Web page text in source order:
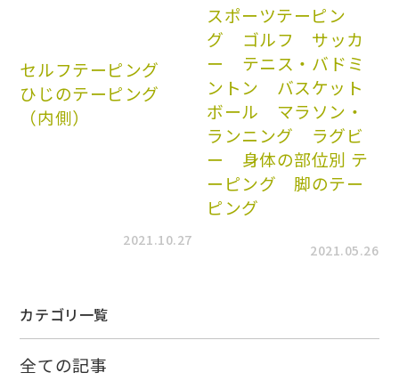
2021.10.27
セルフテーピング
ひじのテーピング
（内側）
2021.05.26
スポーツテーピン
グ
ゴルフ
サッカ
ー
テニス・バドミ
ントン
バスケット
ボール
マラソン・
ランニング
ラグビ
ー
身体の部位別 テ
ーピング
脚のテー
ピング
カテゴリ一覧
全ての記事